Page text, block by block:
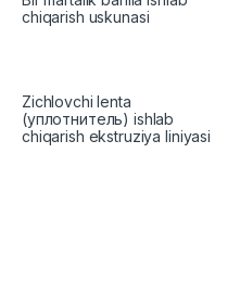
chiqarish uskunasi
Zichlovchi lenta
(уплотнитель) ishlab
chiqarish ekstruziya liniyasi